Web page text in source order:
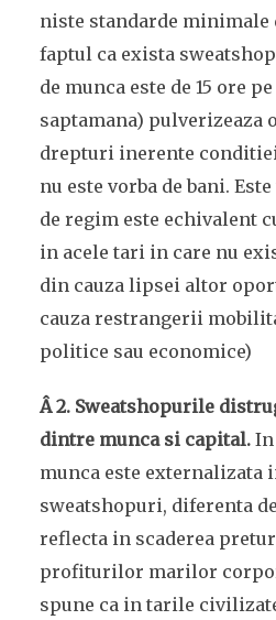
niste standarde minimale
faptul ca exista
de munca este de 15 ore
saptamana) pulverizeaza
drepturi inerente
nu este vorba de bani.
de regim este echivalent
in acele tari in care nu
din cauza lipsei altor
cauza restrangerii
politice sau economice)
Â 2. Sweatshopurile
dintre munca si capital.In
munca este externalizata
sweatshopuri, diferenta
reflecta in scaderea
profiturilor marilor
spune ca in tarile